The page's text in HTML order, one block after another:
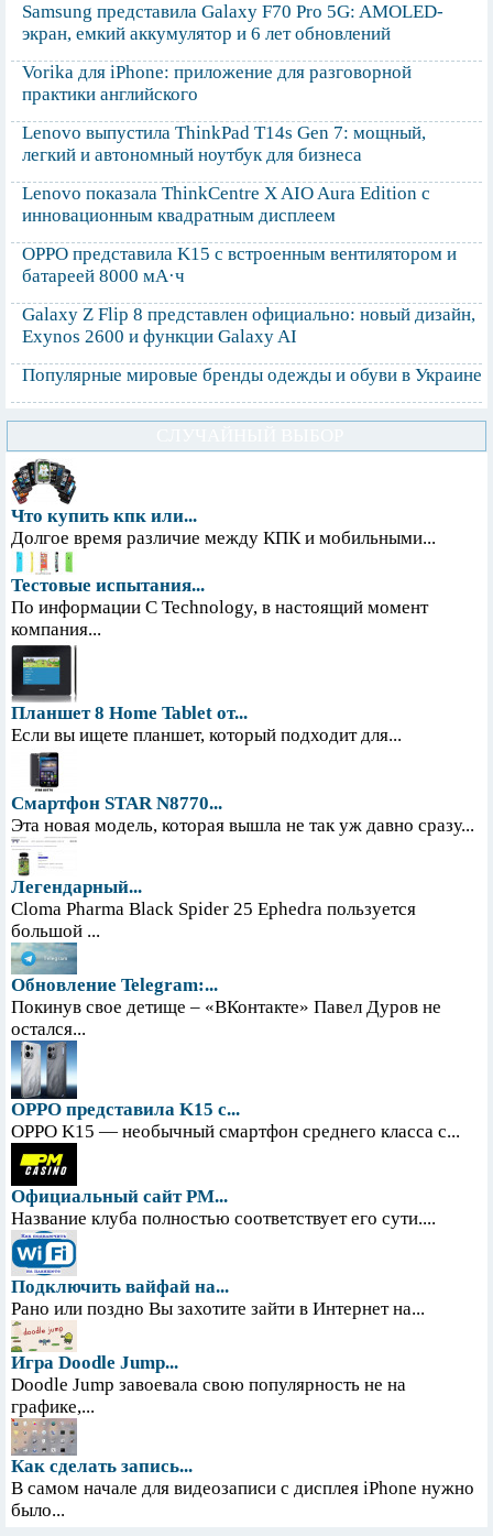
Samsung представила Galaxy F70 Pro 5G: AMOLED-
экран, емкий аккумулятор и 6 лет обновлений
Vorika для iPhone: приложение для разговорной
практики английского
Lenovo выпустила ThinkPad T14s Gen 7: мощный,
легкий и автономный ноутбук для бизнеса
Lenovo показала ThinkCentre X AIO Aura Edition с
инновационным квадратным дисплеем
OPPO представила K15 с встроенным вентилятором и
батареей 8000 мА·ч
Galaxy Z Flip 8 представлен официально: новый дизайн,
Exynos 2600 и функции Galaxy AI
Популярные мировые бренды одежды и обуви в Украине
Что купить кпк или...
Долгое время различие между КПК и мобильными...
Тестовые испытания...
По информации С Technology, в настоящий момент
компания...
Планшет 8 Home Tablet от...
Если вы ищете планшет, который подходит для...
Смартфон STAR N8770...
Эта новая модель, которая вышла не так уж давно сразу...
Легендарный...
Cloma Pharma Black Spider 25 Ephedra пользуется
большой ...
Обновление Telegram:...
Покинув свое детище – «ВКонтакте» Павел Дуров не
остался...
OPPO представила K15 с...
OPPO K15 — необычный смартфон среднего класса с...
Официальный сайт PM...
Название клуба полностью соответствует его сути....
Подключить вайфай на...
Рано или поздно Вы захотите зайти в Интернет на...
Игра Doodle Jump...
Doodle Jump завоевала свою популярность не на
графике,...
Как сделать запись...
В самом начале для видеозаписи с дисплея iPhone нужно
было...